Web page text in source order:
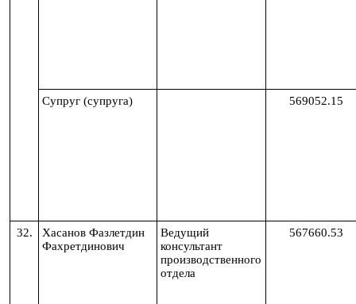
Супруг (супруга) 569052.15
32. ХасановФазлетдин
Фахретдинович
Ведущий
консультант
производственного
отдела
567660.53